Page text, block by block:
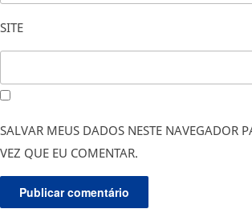
SITE
SALVAR MEUS DADOS NESTE NAVEGADOR
VEZ QUE EU COMENTAR.